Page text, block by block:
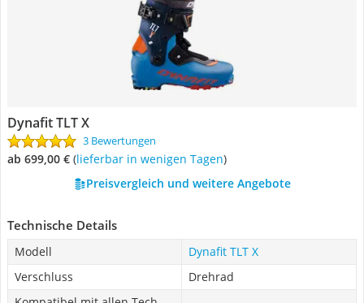
Dynafit TLT X
3 Bewertungen
ab 699,00 € ( Lieferbar in wenigen Tagen)
Preisvergleich und weitere Angebote
Technische Details
Modell
Dynafit TLT X
Verschluss
Drehrad